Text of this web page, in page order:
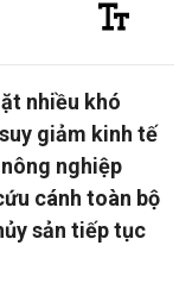
nhiều khó
giảm kinh tế
nghiệp
cánh toàn bộ
sản tiếp tục